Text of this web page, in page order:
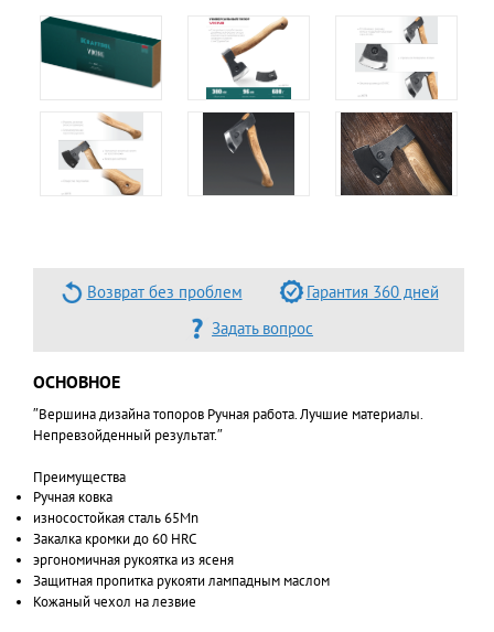
Возврат без проблем
Гарантия 360 дней
Задать вопрос
ОСНОВНОЕ
″Вершина дизайна топоров Ручная работа. Лучшие материалы.
Непревзойденный результат.″
Преимущества
Ручная ковка
износостойкая сталь 65Mn
Закалка кромки до 60 HRC
эргономичная рукоятка из ясеня
Защитная пропитка рукояти лампадным маслом
Кожаный чехол на лезвие